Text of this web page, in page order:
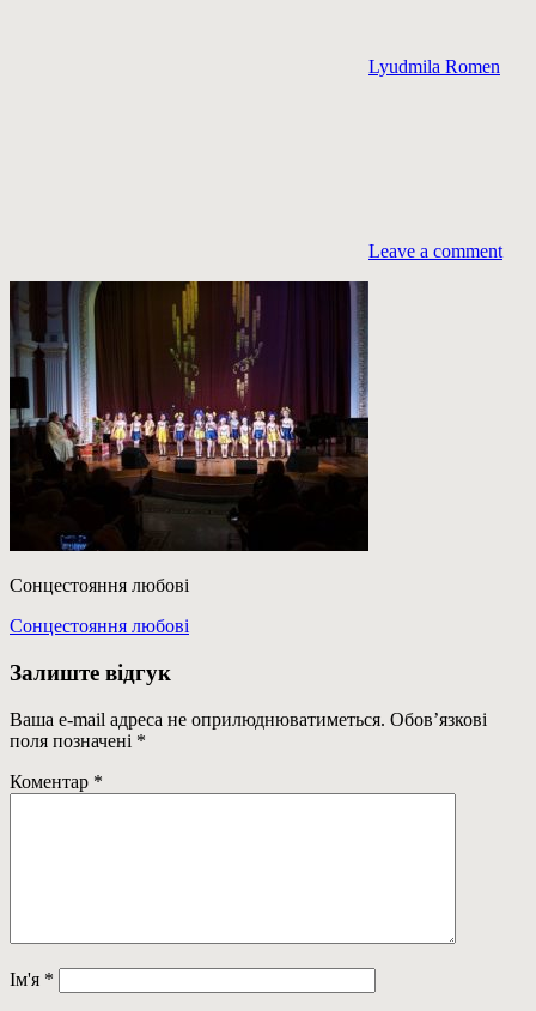
Lyudmila Romen
Leave a comment
Сонцестояння любові
Навігація
записів
Previous
Сонцестояння любові
Залиште відгук
Ваша e-mail адреса не оприлюднюватиметься. Обов’язкові
поля позначені *
Коментар *
Ім'я *